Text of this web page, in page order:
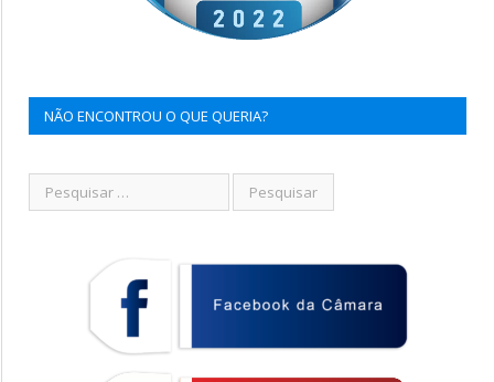
NÃO ENCONTROU O QUE QUERIA?